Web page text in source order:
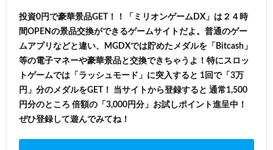
投資0円で豪華景品GET！！「ミリオンゲームDX」は２４時
間OPENの景品交換ができるゲームサイトだよ。普通のゲー
ムアプリなどと違い、MGDXでは貯めたメダルを「Bitcash」
等の電子マネーや豪華景品と交換できちゃうよ！特にスロッ
トゲームでは「ラッシュモード」に突入すると 1回で「3万
円」分のメダルをGET！ 当サイトから登録すると 通常1,500
円分のところ 倍額の「3,000円分」お試しポイント進呈中！
ぜひ登録して遊んでみてね！